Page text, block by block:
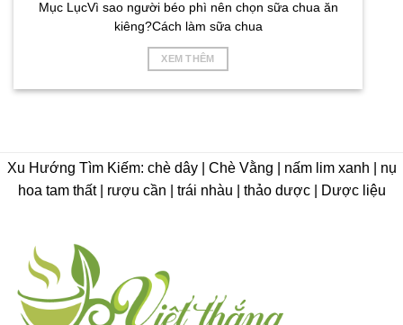
Mục LụcVì sao người béo phì nên chọn sữa chua ăn
kiêng?Cách làm sữa chua
XEM THÊM
Xu Hướng Tìm Kiếm: chè dây | Chè Vằng | nấm lim xanh | nụ
hoa tam thất | rượu cần | trái nhàu | thảo dược | Dược liệu